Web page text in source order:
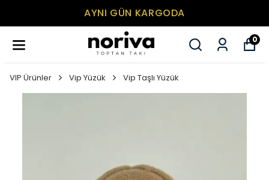
AYNI GÜN KARGODA
0
VIP Ürünler Vip Yüzük Vip Taşlı Yüzük